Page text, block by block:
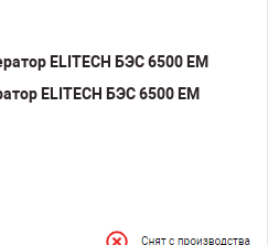
ELITECH БЭС 6500 ЕМ